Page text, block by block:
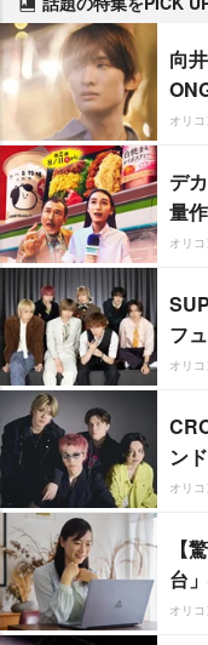
向
オリ
デ
量
オリ
フ
オリ
ン
オリ
【
台
オリ